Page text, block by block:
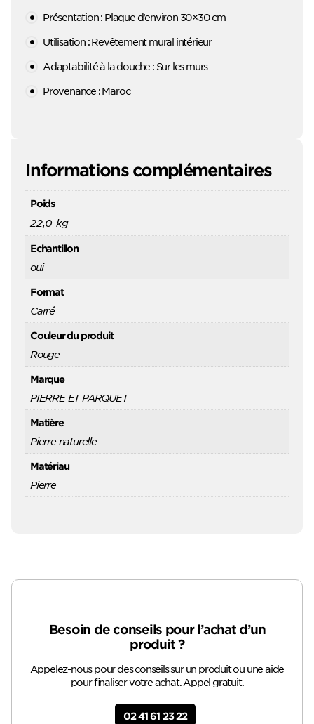
Présentation : Plaque d’environ 30×30 cm
Utilisation : Revêtement mural intérieur
Adaptabilité à la douche : Sur les murs
Provenance : Maroc
Informations complémentaires
Poids
22,0 kg
Echantillon
oui
Format
Carré
Couleur du produit
Rouge
Marque
PIERRE ET PARQUET
Matière
Pierre naturelle
Matériau
Pierre
Besoin de conseils pour l’achat d’un
produit ?
Appelez-nous pour des conseils sur un produit ou une aide
pour finaliser votre achat. Appel gratuit.
02 41 61 23 22